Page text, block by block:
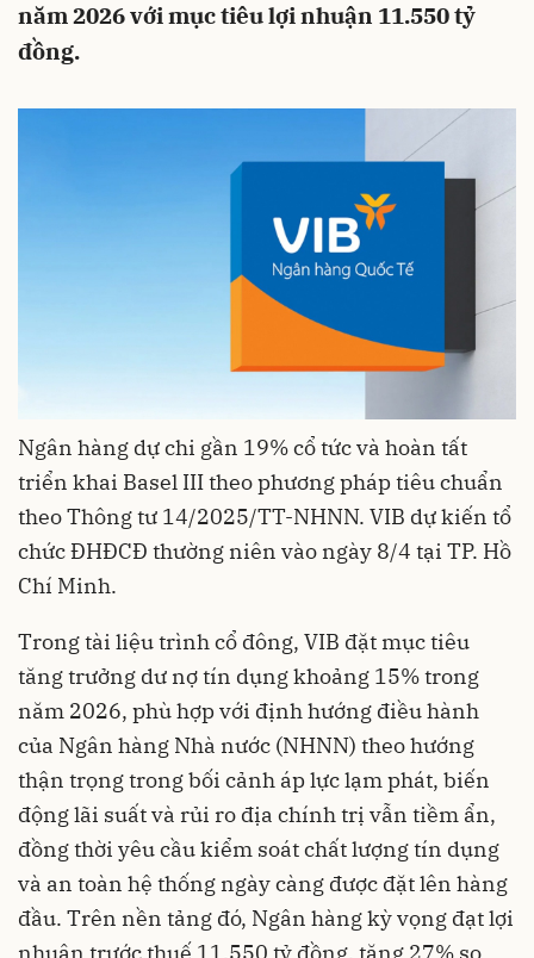
năm 2026 với mục tiêu lợi nhuận 11.550 tỷ
đồng.
Ngân hàng dự chi gần 19% cổ tức và hoàn tất
triển khai Basel III theo phương pháp tiêu chuẩn
theo Thông tư 14/2025/TT-NHNN. VIB dự kiến tổ
chức ĐHĐCĐ thường niên vào ngày 8/4 tại TP. Hồ
Chí Minh.
Trong tài liệu trình cổ đông, VIB đặt mục tiêu
tăng trưởng dư nợ tín dụng khoảng 15% trong
năm 2026, phù hợp với định hướng điều hành
của Ngân hàng Nhà nước (NHNN) theo hướng
thận trọng trong bối cảnh áp lực lạm phát, biến
động lãi suất và rủi ro địa chính trị vẫn tiềm ẩn,
đồng thời yêu cầu kiểm soát chất lượng tín dụng
và an toàn hệ thống ngày càng được đặt lên hàng
đầu. Trên nền tảng đó, Ngân hàng kỳ vọng đạt lợi